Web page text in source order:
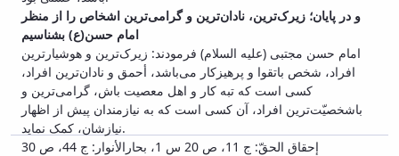
و در پایان؛ زیرک‌ترین، نادان‌ترین و گرامی‌ترین اشخاص را از منظر
امام حسن(ع) بشناسیم
امام حسن مجتبی (علیه السلام) فرمودند: زیرک‌ترین و هوشیارترین
افراد، شخص باتقوا و پرهیزکار می‌باشد، أحمق و نادان‌ترین افراد،
کسی است که تبه کار و اهل معصیت باش، گرامی‌ترین و
باشخصیّت‌ترین افراد، آن کسی است که به نیازمندان پیش از اظهار
نیازشان، کمک نماید.
إحقاق الحقّ: ج 11، ص 20 س 1، بحارالأنوار: ج 44، ص 30